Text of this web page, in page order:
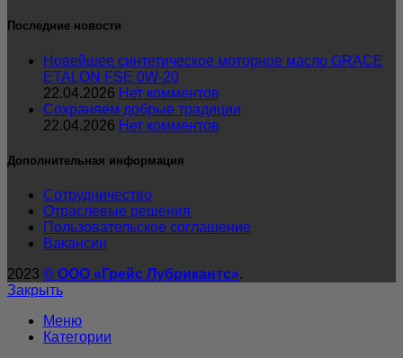
Последние новости
Новейшее синтетическое моторное масло GRACE
ETALON FSE 0W-20
22.04.2026 Нет комментов
Сохраняем добрые традиции
22.04.2026 Нет комментов
Дополнительная информация
Сотрудничество
Отраслевые решения
Пользовательское соглашение
Вакансии
2023 © ООО «Грейс Лубрикантс».
Закрыть
Меню
Категории